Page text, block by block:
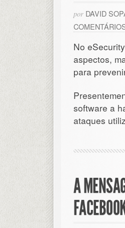
por DAVID
No
aspectos,
para
software a
ataques
A